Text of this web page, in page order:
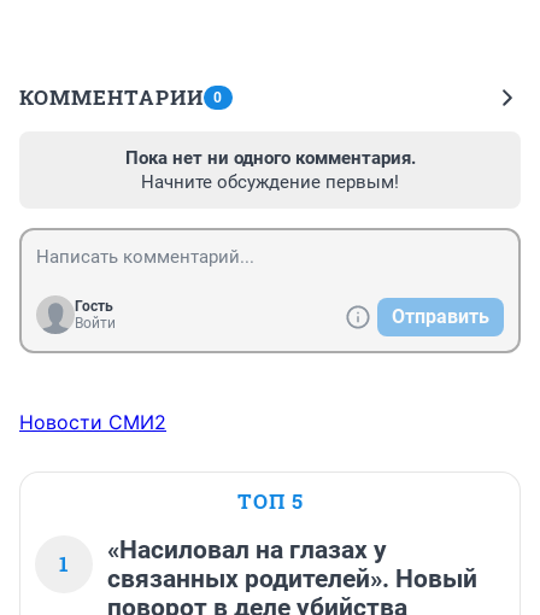
КОММЕНТАРИИ 0
Пока нет ни одного комментария.
Начните обсуждение первым!
Гость
Войти
Отправить
Новости СМИ2
ТОП 5
1
«Насиловал на глазах у
связанных родителей». Новый
поворот в деле убийства